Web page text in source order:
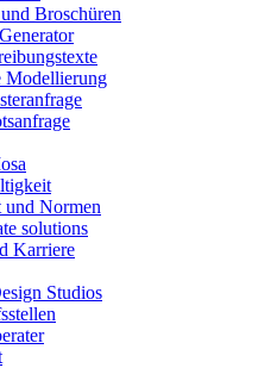
Broschüren
Modellierung
und Normen
solutions
Karriere
Studios